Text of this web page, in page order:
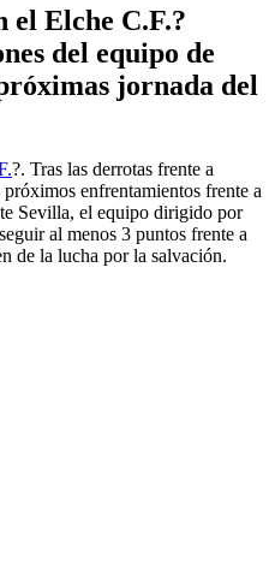
el Elche C.F.?
del equipo de
jornada del
?. Tras las derrotas frente a
enfrentamientos frente a
Sevilla, el equipo dirigido por
al menos 3 puntos frente a
de la lucha por la salvación.